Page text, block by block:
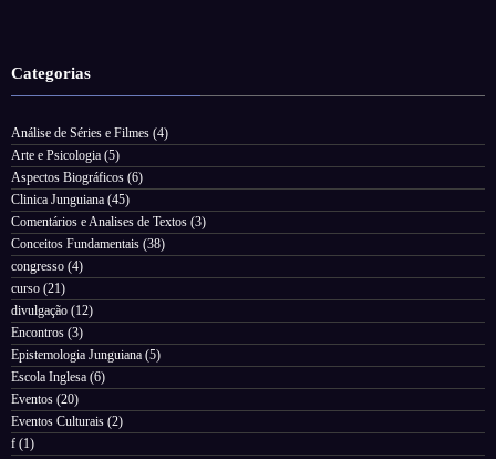
Categorias
Análise de Séries e Filmes (4)
Arte e Psicologia (5)
Aspectos Biográficos (6)
Clinica Junguiana (45)
Comentários e Analises de Textos (3)
Conceitos Fundamentais (38)
congresso (4)
curso (21)
divulgação (12)
Encontros (3)
Epistemologia Junguiana (5)
Escola Inglesa (6)
Eventos (20)
Eventos Culturais (2)
f (1)